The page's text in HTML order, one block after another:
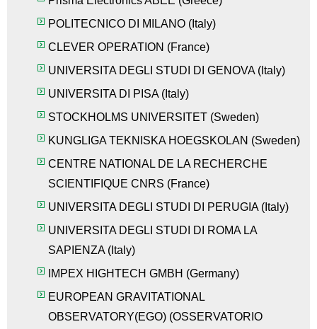
POLITECNICO DI MILANO ( Italy)
CLEVER OPERATION (France)
UNIVERSITA DEGLI STUDI DI GENOVA( Italy)
UNIVERSITA DI PISA( Italy)
STOCKHOLMS UNIVERSITET (Sweden)
KUNGLIGA TEKNISKA HOEGSKOLAN (Sweden)
CENTRE NATIONAL DE LA RECHERCHE
SCIENTIFIQUE CNRS (France)
UNIVERSITA DEGLI STUDI DI PERUGIA( Italy)
UNIVERSITA DEGLI STUDI DI ROMA LA
SAPIENZA( Italy)
IMPEX HIGHTECH GMBH (Germany)
EUROPEAN GRAVITATIONAL
OBSERVATORY(EGO) (OSSERVATORIO